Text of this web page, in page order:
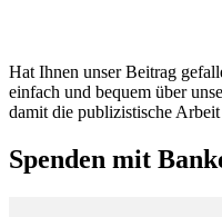
Hat Ihnen unser Beitrag
einfach und bequem über
damit die publi­zis­tische
Spenden mit